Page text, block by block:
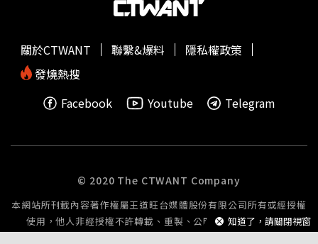
知道了，請關閉視窗
關於CTWANT 聯繫&爆料
隱私權政策
發燒熱搜
Facebook
Youtube Telegram
© 2020 The CTWANT Company
本網站所刊載內容著作權屬王道旺台媒體股份有限公司所有或經授權
使用，他人非經授權不許轉載、重製、公開播送或公開傳輸。